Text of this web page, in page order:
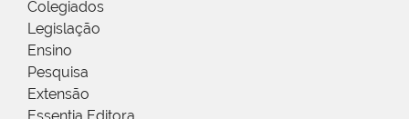
Colegiados
Legislação
Ensino
Pesquisa
Extensão